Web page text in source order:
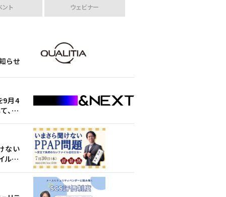
ント ウェビナー
らせ
9月4
、経
ない
ル送
らせ
9月4
、経
ない
ル送
、経
ない
ル送
リテ